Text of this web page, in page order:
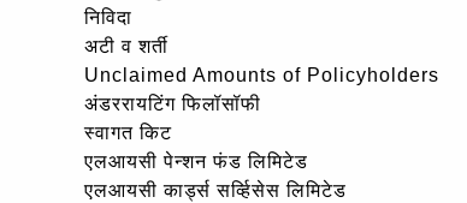
निविदा
अटी व शर्ती
Unclaimed Amounts of Policyholders
अंडररायटिंग फिलॉसॉफी
स्वागत किट
एलआयसी पेन्शन फंड लिमिटेड
एलआयसी कार्ड्स सर्व्हिसेस लिमिटेड